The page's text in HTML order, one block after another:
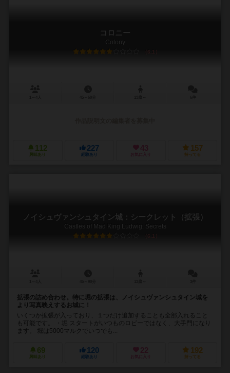
コロニー
Colony
6.1
112
興味あり
227
経験あり
43
お気に入り
157
持ってる
ノイシュヴァンシュタイン城：シークレット（拡張）
Castles of Mad King Ludwig: Secrets
6.1
拡張の詰め合わせ。特に堀の拡張は、ノイシュヴァンシュタイン城を
より写真映えするお城に！
いくつか拡張が入っており、１つだけ追加することも全部入れること
も可能です。 ・堀 スタートがいつものロビーではなく、大手門になり
ます。 堀は5000マルクでいつでも...
69
興味あり
120
経験あり
22
お気に入り
192
持ってる